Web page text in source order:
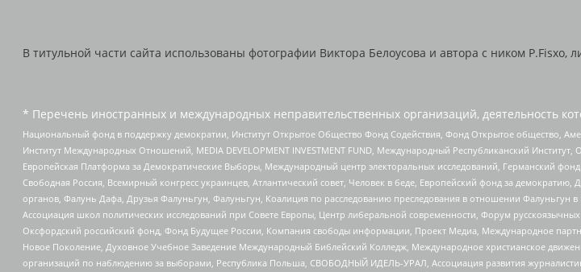
В титульной части сайта использованы фотографии Виктора Белоусова и автора с ником P.Fisxo,
* Перечень иностранных и международных неправительственных организаций, деятельность
Национальный фонд в поддержку демократии, Институт Открытое Общество Фонд Содействия, Фонд Открытое общество,
Институт Международных Отношений, MEDIA DEVELOPMENT INVESTMENT FUND, Международный Республиканский
Европейская Платформа за Демократические Выборы, Международный центр электоральных исследований, Германский
Свободная Россия, Всемирный конгресс украинцев, Атлантический совет, Человек в беде, Европейский фонд за
органов, Фалунь Дафа, Друзья Фалуньгун, Фалуньгун, Коалиция по расследованию преследования в отношении Фалуньгун
Ассоциация школ политических исследований при Совете Европы, Центр либеральной современности, Форум
Оксфордский российский фонд, Фонд Будущее России, Компания свободы информации, Проект Медиа, Международное
Новое Поколение, Духовное Учебное Заведение Международный Библейский Колледж, Международное христианское
организаций по наблюдению за выборами, Республика Польша, СВОБОДНЫЙ ИДЕЛЬ-УРАЛ, Ассоциация развития